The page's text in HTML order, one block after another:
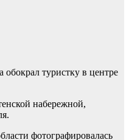
туристку в центре
набережной,
фотографировалась